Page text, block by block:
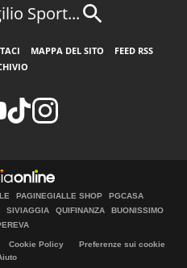
Sport...
MAPPA DEL SITO
FEED RSS
PAGINEGIALLE SHOP
PGCASA
SIVIAGGIA QUIFINANZA
BUONISSIMO
Cookie Policy
Preferenze sui cookie